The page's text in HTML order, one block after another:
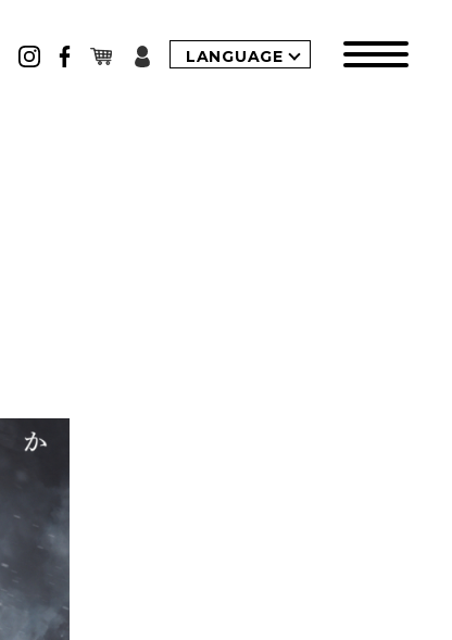
LANGUAGE